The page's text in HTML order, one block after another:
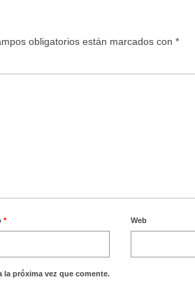
obligatorios están marcados con *
* Web
la próxima vez que comente.